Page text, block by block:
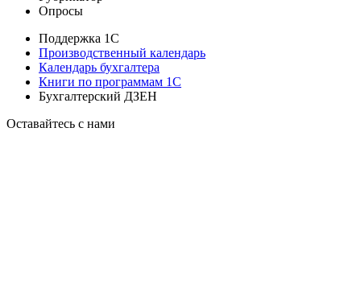
Опросы
Поддержка 1С
Производственный календарь
Календарь бухгалтера
Книги по программам 1С
Бухгалтерский ДЗЕН
Оставайтесь с нами